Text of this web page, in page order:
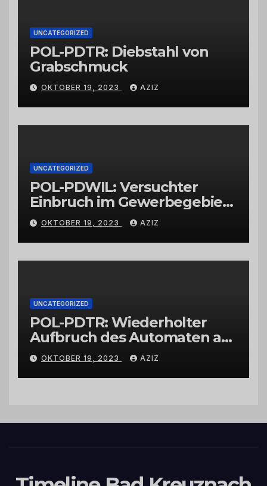
UNCATEGORIZED
POL-PDTR: Diebstahl von
Grabschmuck
OKTOBER 19, 2023 AZIZ
UNCATEGORIZED
POL-PDWIL: Versuchter
Einbruch im Gewerbegebiet
Wittlich
OKTOBER 19, 2023 AZIZ
UNCATEGORIZED
POL-PDTR: Wiederholter
Aufbruch des Automaten am
Wohnmobilstellplatz in
Hermeskeil am Labachweg
OKTOBER 19, 2023 AZIZ